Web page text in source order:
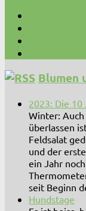
Blumen
2023: Die
Winter:
überlassen
Feldsalat
und der
ein Jahr
seit Beginn
Hundstage